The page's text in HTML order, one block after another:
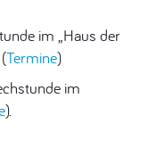
im „Haus der
Termine)
im
).